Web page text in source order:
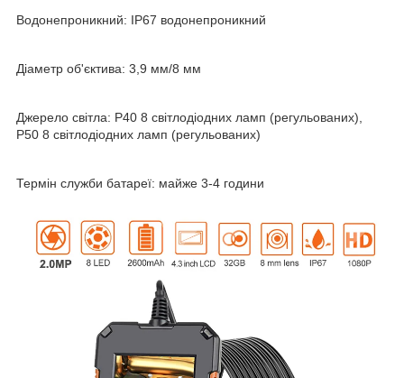
Водонепроникний: IP67 водонепроникний
Діаметр об'єктива: 3,9 мм/8 мм
Джерело світла: P40 8 світлодіодних ламп (регульованих),
P50 8 світлодіодних ламп (регульованих)
Термін служби батареї: майже 3-4 години